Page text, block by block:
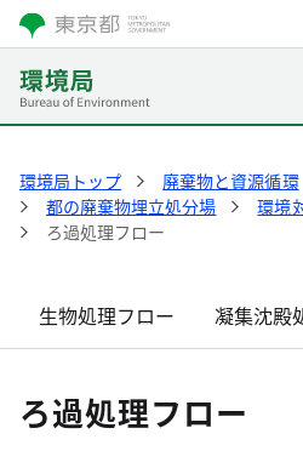
環境局トップ
廃棄物と資源循環
都の廃棄物埋立処分場
環境
ろ過処理フロー
生物処理フロー 凝集沈殿
ろ過処理フロー